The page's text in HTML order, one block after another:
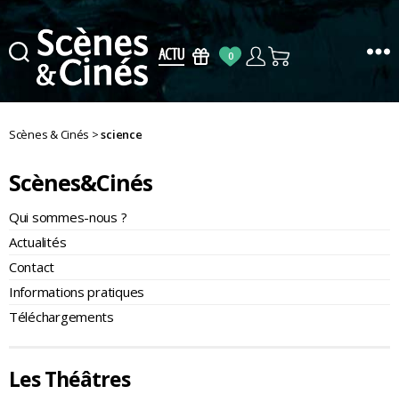
Cinés
0
Scènes & Cinés >science
Scènes&Cinés
Qui sommes-nous ?
Actualités
Contact
Informations pratiques
Téléchargements
Les Théâtres